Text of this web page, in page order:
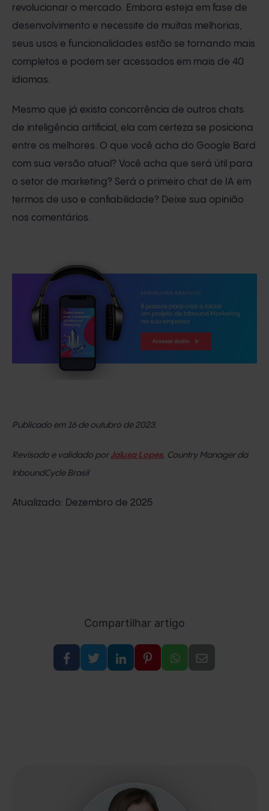
revolucionar o mercado. Embora esteja em fase de
desenvolvimento e necessite de muitas melhorias,
seus usos e funcionalidades estão se tornando mais
completos e podem ser acessados em mais de 40
idiomas.
Mesmo que já exista concorrência de outros chats
de inteligência artificial, ela com certeza se posiciona
entre os melhores. O que você acha do Google Bard
com sua versão atual? Você acha que será útil para
o setor de marketing? Será o primeiro chat de IA em
termos de uso e confiabilidade? Deixe sua opinião
nos comentários.
Publicado em 16 de outubro de 2023.
Revisado e validado por Jalusa Lopes, Country Manager da
InboundCycle Brasil
Atualizado: Dezembro de 2025
Compartilhar artigo